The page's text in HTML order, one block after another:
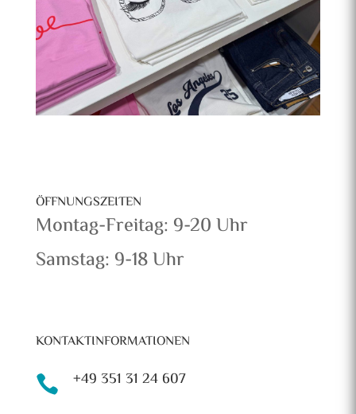
ÖFFNUNGSZEITEN
Montag-Freitag: 9-20 Uhr
Samstag: 9-18 Uhr
KONTAKTINFORMATIONEN
 +49 351 31 24 607